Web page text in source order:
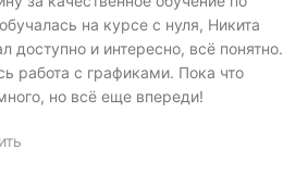
на курсе с нуля, Никита
доступно и интересно, всё понятно.
работа с графиками. Пока что
но всё еще впереди!